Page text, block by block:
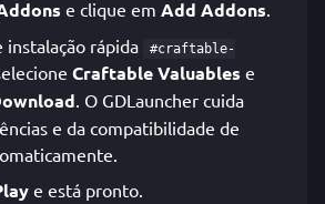
e clique em Add Addons.
instalação rápida
#craftable-
Craftable Valuables e
. O GDLauncher cuida
e da compatibilidade de
e está pronto.